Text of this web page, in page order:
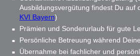
Ausbildungsvergütung findest Du auf
KVI Bayern)
Prämien und Sonderurlaub für gute
Persönliche Betreuung während
Übernahme bei fachlicher und